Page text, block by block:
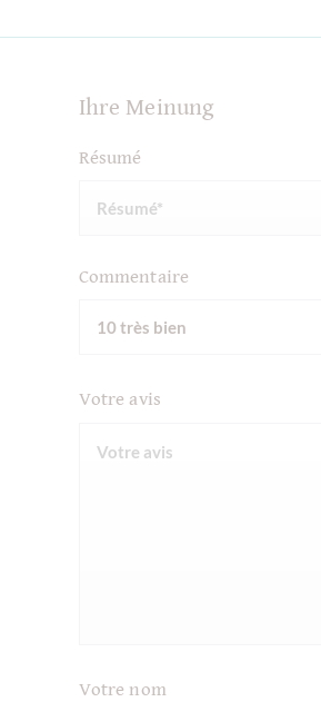
Ihre Meinung
Résumé
Commentaire
Votre avis
Votre nom